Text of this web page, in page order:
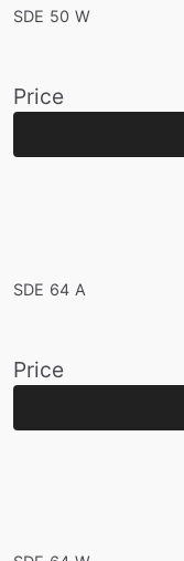
SDE 50 W
Price
SDE 64 A
Price